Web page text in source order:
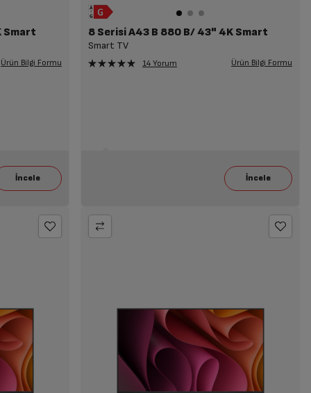
Smart
Ürün Bilgi Formu
8 Serisi A43 B 880 B/ 43" 4K Smart
Smart TV
14 Yorum Ürün Bilgi Formu